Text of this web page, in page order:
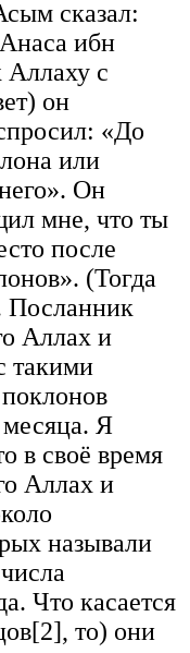
сказал:
ибн
с
он
«До
или
Он
мне, что ты
после
(Тогда
Посланник
Аллах и
такими
месяца. Я
в своё время
Аллах и
называли
Что касается
то) они